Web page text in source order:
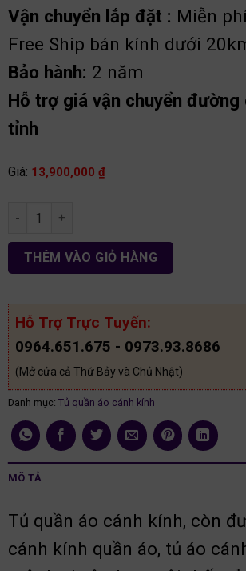
Vận chuyển lắp đặt : Miễn
Free Ship bán kính dưới
Bảo hành: 2 năm
Hỗ trợ giá vận chuyển đường
tỉnh
Giá: 13,900,000 ₫
Tủ áo 6c hiện đại cánh kính TACK06 số
THÊM VÀO GIỎ HÀNG
Hỗ Trợ Trực Tuyến:
0964.651.675 - 0973.93.8686
(Mở cửa cả Thứ Bảy và Chủ Nhật)
Danh mục: Tủ quần áo cánh kính
MÔ TẢ
Tủ quần áo cánh kính, còn
cánh kính quần áo, tủ áo